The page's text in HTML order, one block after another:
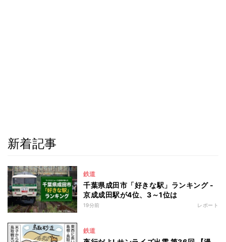
新着記事
鉄道
千葉県成田市「好きな駅」ランキング -
京成成田駅が4位、3～1位は
19分前 レポート
鉄道